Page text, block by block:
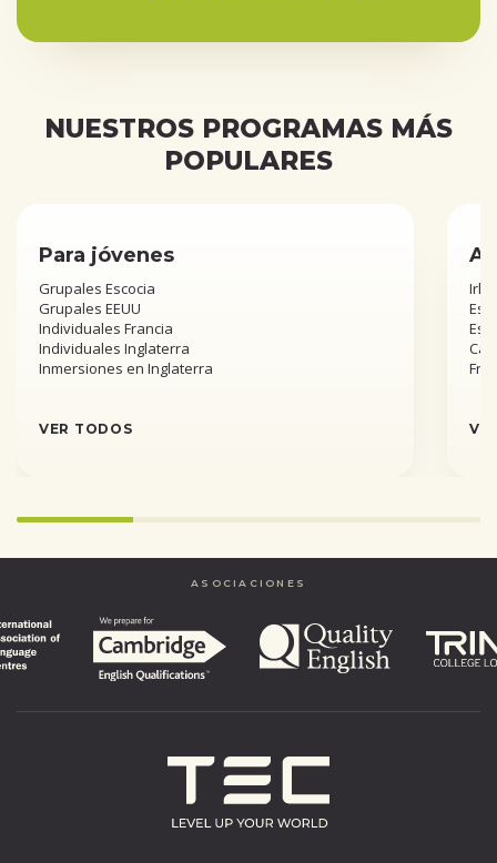
NUESTROS PROGRAMAS MÁS
POPULARES
Para jóvenes
Grupales Escocia
Grupales EEUU
Individuales Francia
Individuales Inglaterra
Inmersiones en Inglaterra
VER TODOS
25%
completed
ASOCIACIONES